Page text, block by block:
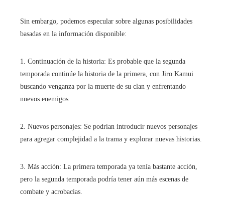
Sin embargo, podemos especular sobre algunas posibilidades
basadas en la información disponible:
1. Continuación de la historia: Es probable que la segunda
temporada continúe la historia de la primera, con Jiro Kamui
buscando venganza por la muerte de su clan y enfrentando
nuevos enemigos.
2. Nuevos personajes: Se podrían introducir nuevos personajes
para agregar complejidad a la trama y explorar nuevas historias.
3. Más acción: La primera temporada ya tenía bastante acción,
pero la segunda temporada podría tener aún más escenas de
combate y acrobacias.